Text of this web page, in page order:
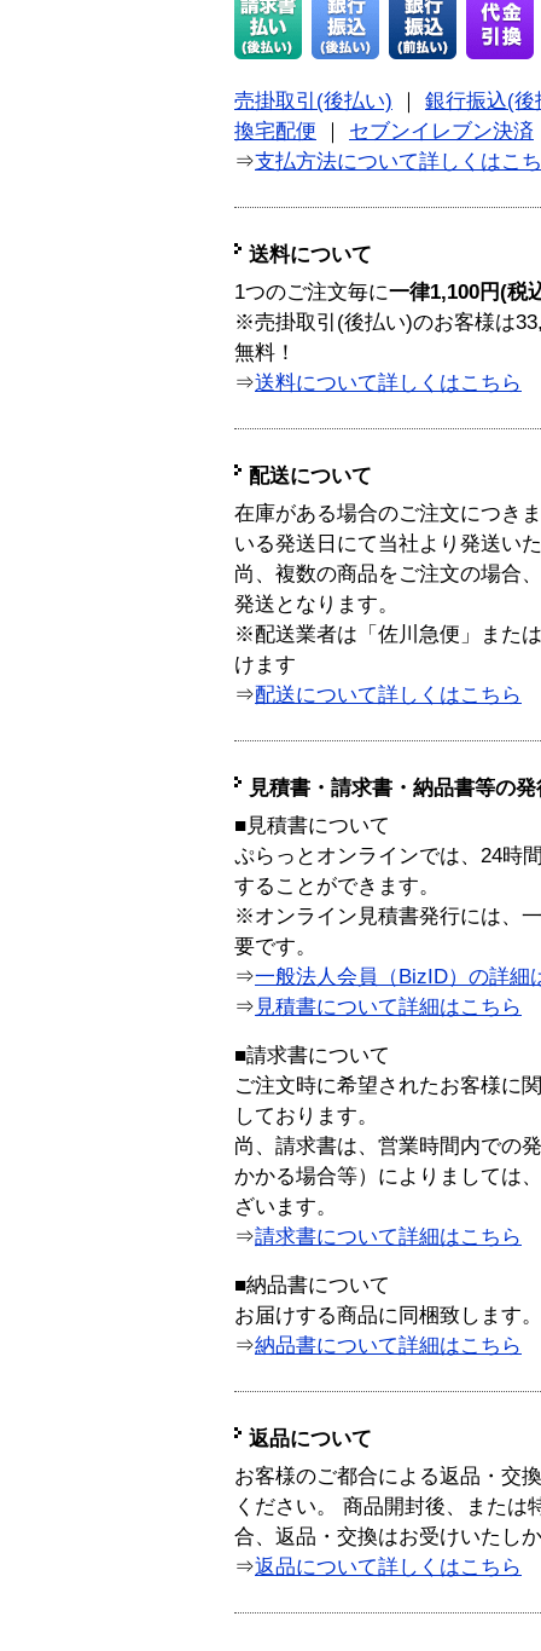
売掛取引(後払い)
銀行振込(後
換宅配便
セブンイレブン決済
⇒支払方法について詳しくはこ
送料について
1つのご注文毎に一律1,100円(税
※売掛取引(後払い)のお客様は
無料！
⇒送料について詳しくはこちら
配送について
在庫がある場合のご注文につき
いる発送日にて当社より発送い
尚、複数の商品をご注文の場合
発送となります。
※配送業者は「佐川急便」また
けます
⇒配送について詳しくはこちら
見積書・請求書・納品書等の
■見積書について
ぷらっとオンラインでは、24時
することができます。
※オンライン見積書発行には、
要です。
⇒一般法人会員（BizID）の詳細
⇒ 見積書について詳細はこちら
■請求書について
ご注文時に希望されたお客様に
しております。
尚、請求書は、営業時間内での
かかる場合等）によりましては
ざいます。
⇒請求書について詳細はこちら
■納品書について
お届けする商品に同梱致します。
⇒納品書について詳細はこちら
返品について
お客様のご都合による返品・交
ください。 商品開封後、または
合、返品・交換はお受けいたし
⇒返品について詳しくはこちら